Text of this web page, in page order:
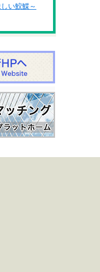
い鮫鰈～